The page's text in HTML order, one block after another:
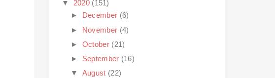
▼ 2020 (151)
►
December (6)
► November (4)
► October (21)
► September (16)
▼ August (22)